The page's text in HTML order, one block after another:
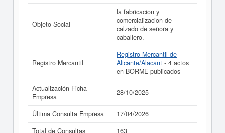
La última actualización del informe de empresa se ha
realizado el 28/10/2025.
Objeto Social
la fabricacion y
comercializacion de
calzado de señora y
caballero.
Registro Mercantil
Registro Mercantil de
Alicante/Alacant - 4 actos
en BORME publicados
Actualización Ficha
Empresa
28/10/2025
Última Consulta Empresa
17/04/2026
Total de Consultas
163